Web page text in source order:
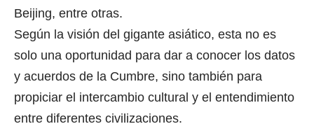
Beijing, entre otras.
Según la visión del gigante asiático, esta no es
solo una oportunidad para dar a conocer los datos
y acuerdos de la Cumbre, sino también para
propiciar el intercambio cultural y el entendimiento
entre diferentes civilizaciones.